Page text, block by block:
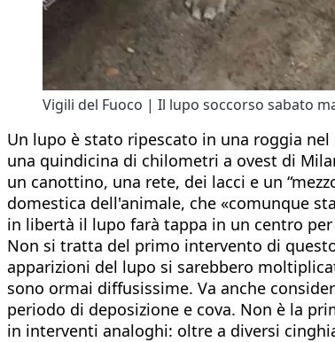
Vigili del Fuoco | Il lupo soccorso sabato
Un lupo è stato ripescato in una roggia
una quindicina di chilometri a ovest di
un canottino, una rete, dei lacci e un
domestica dell'animale, che «comunque
in libertà il lupo farà tappa in un centro
Non si tratta del primo intervento di
apparizioni del lupo si sarebbero
sono ormai diffusissime. Va anche
periodo di deposizione e cova. Non è la
in interventi analoghi: oltre a diversi